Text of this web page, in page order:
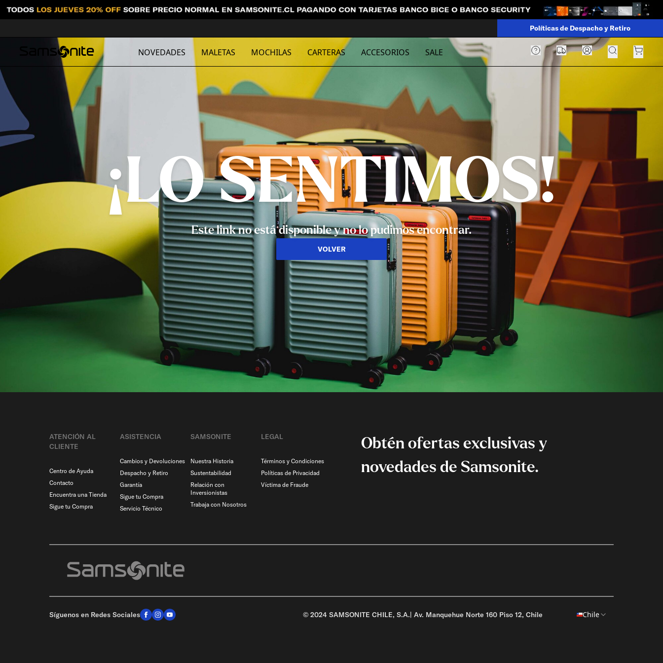
Políticas de Despacho y Retiro
NOVEDADES MALETAS MOCHILAS CARTERAS ACCESORIOS SALE
¡LO SENTIMOS!
Este link no está disponible y no lo pudimos encontrar.
VOLVER
ATENCIÓN AL
CLIENTE
Centro de Ayuda
Contacto
Encuentra una Tienda
Sigue tu Compra
ASISTENCIA
Cambios y Devoluciones
Despacho y Retiro
Garantía
Sigue tu Compra
Servicio Técnico
SAMSONITE
Nuestra Historia
Sustentabilidad
Relación con
Inversionistas
Trabaja con Nosotros
LEGAL
Términos y Condiciones
Políticas de Privacidad
Víctima de Fraude
Obtén ofertas exclusivas y
novedades de Samsonite.
Síguenos en Redes Sociales © 2024 SAMSONITE CHILE, S.A.| Av. Manquehue Norte 160 Piso 12, Chile Chile